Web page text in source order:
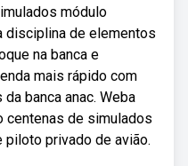
módulo
disciplina de elementos
na banca e
mais rápido com
banca anac. Weba
centenas de simulados
piloto privado de avião.